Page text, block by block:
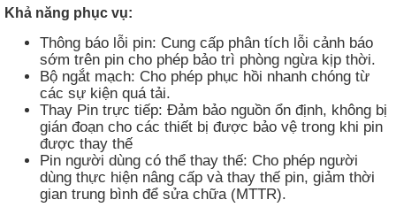
Khả năng phục vụ:
Thông báo lỗi pin: Cung cấp phân tích lỗi cảnh báo
sớm trên pin cho phép bảo trì phòng ngừa kịp thời.
Bộ ngắt mạch: Cho phép phục hồi nhanh chóng từ
các sự kiện quá tải.
Thay Pin trực tiếp: Đảm bảo nguồn ổn định, không bị
gián đoạn cho các thiết bị được bảo vệ trong khi pin
được thay thế
Pin người dùng có thể thay thế: Cho phép người
dùng thực hiện nâng cấp và thay thế pin, giảm thời
gian trung bình để sửa chữa (MTTR).